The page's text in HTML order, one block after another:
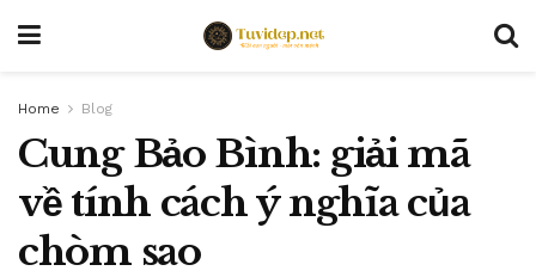
Home Blog
Cung Bảo Bình: giải mã
về tính cách ý nghĩa của
chòm sao